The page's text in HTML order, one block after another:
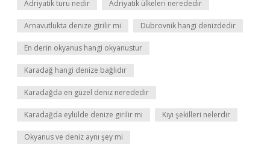
Adriyatik turu nedir Adriyatik ülkeleri nerededir
Arnavutlukta denize girilir mi Dubrovnik hangi denizdedir
En derin okyanus hangi okyanustur
Karadağ hangi denize bağlıdır
Karadağda en güzel deniz nerededir
Karadağda eylülde denize girilir mi Kıyı şekilleri nelerdir
Okyanus ve deniz aynı şey mi